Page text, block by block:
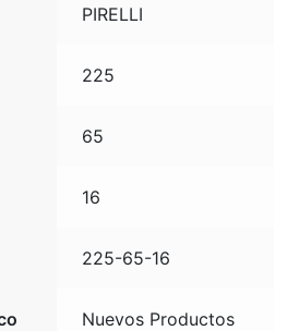
PIRELLI
225
65
16
225-65-16
Nuevos Productos